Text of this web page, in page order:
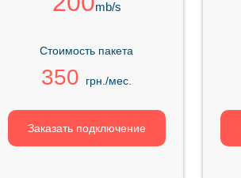
mb/s
Стоимость пакета
350 грн./мес.
Заказать подключение